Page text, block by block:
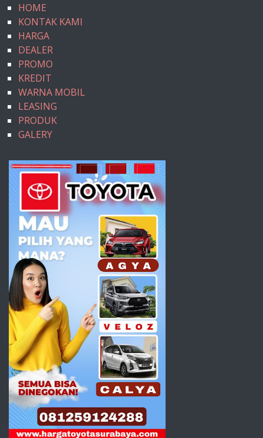
HOME
KONTAK KAMI
HARGA
DEALER
PROMO
KREDIT
WARNA MOBIL
LEASING
PRODUK
GALERY